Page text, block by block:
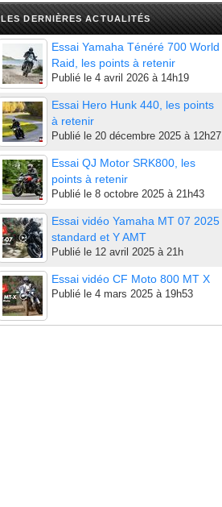
LES DERNIÈRES ACTUALITÉS
Essai Yamaha Ténéré 700 World
Raid, les points à retenir
Publié le 4 avril 2026 à 14h19
Essai Hero Hunk 440, les points
à retenir
Publié le 20 décembre 2025 à 12h27
Essai QJ Motor SRK800, les
points à retenir
Publié le 8 octobre 2025 à 21h43
Essai vidéo Yamaha MT 07 2025
standard et Y AMT
Publié le 12 avril 2025 à 21h
Essai vidéo CF Moto 800 MT X
Publié le 4 mars 2025 à 19h53